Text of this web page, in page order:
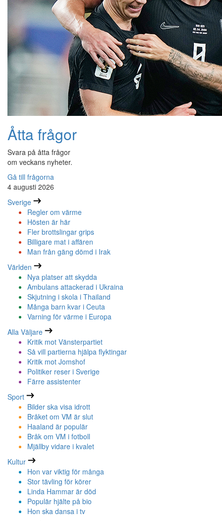
Åtta frågor
Svara på åtta frågor
om veckans nyheter.
Gå till frågorna
4 augusti 2026
Sverige
Regler om värme
Hösten är här
Fler brottslingar grips
Billigare mat i affären
Man från gäng dömd i Irak
Världen
Nya platser att skydda
Ambulans attackerad i Ukraina
Skjutning i skola i Thailand
Många barn kvar i Ceuta
Varning för värme i Europa
Alla Väljare
Kritik mot Vänsterpartiet
Så vill partierna hjälpa flyktingar
Kritik mot Jomshof
Politiker reser i Sverige
Färre assistenter
Sport
Bilder ska visa idrott
Bråket om VM är slut
Haaland är populär
Bråk om VM i fotboll
Mjällby vidare i kvalet
Kultur
Hon var viktig för många
Stor tävling för körer
Linda Hammar är död
Populär hjälte på bio
Hon ska dansa i tv